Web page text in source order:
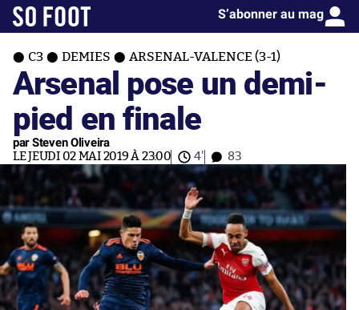
S’abonner au mag
C3 DEMIES ARSENAL-VALENCE (3-1)
Arsenal pose un demi-
pied en finale
par Steven Oliveira
LE JEUDI 02 MAI 2019 À 23:00 4' 83